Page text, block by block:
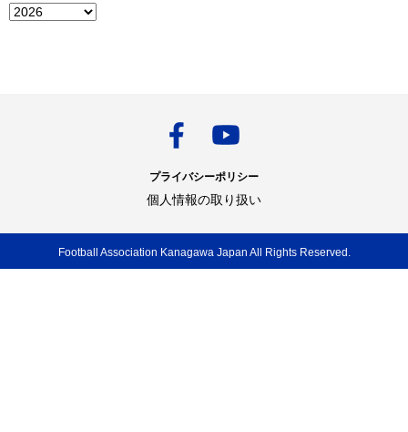
プライバシーポリシー
個人情報の取り扱い
Football Association Kanagawa Japan All Rights Reserved.